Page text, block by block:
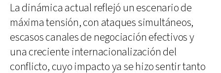
La dinámica actual reflejó un escenario de
máxima tensión, con ataques simultáneos,
escasos canales de negociación efectivos y
una creciente internacionalización del
conflicto, cuyo impacto ya se hizo sentir tanto